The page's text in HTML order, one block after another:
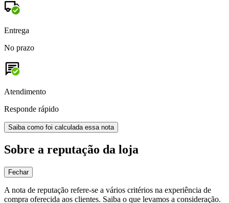
Entrega
No prazo
Atendimento
Responde rápido
Saiba como foi calculada essa nota
Sobre a reputação da loja
Fechar
A nota de reputação refere-se a vários critérios na experiência de
compra oferecida aos clientes. Saiba o que levamos a consideração.